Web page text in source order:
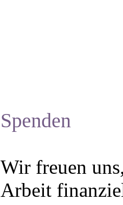
Spenden
Wir freuen
Arbeit